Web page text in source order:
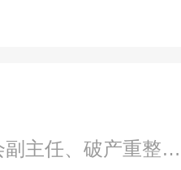
管委会副主任、破产重整清算专业委员会主任、合伙人